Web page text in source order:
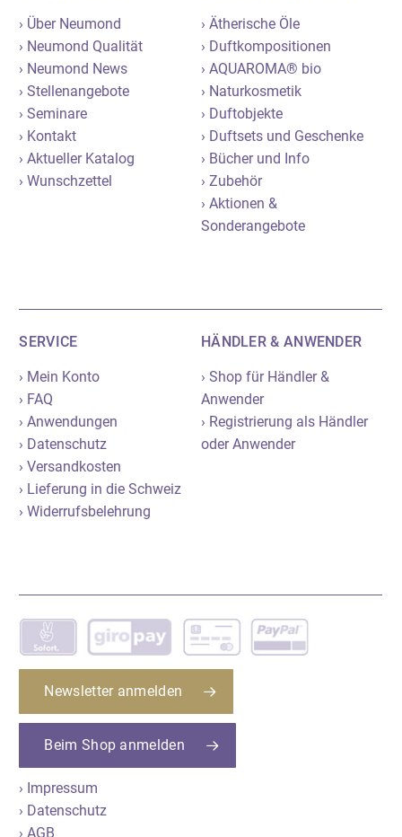
› Über Neumond
› Neumond Qualität
› Neumond News
› Stellenangebote
› Seminare
› Kontakt
› Aktueller Katalog
› Wunschzettel
› Ätherische Öle
› Duftkompositionen
› AQUAROMA® bio
› Naturkosmetik
› Duftobjekte
› Duftsets und Geschenke
› Bücher und Info
› Zubehör
› Aktionen &
Sonderangebote
SERVICE
› Mein Konto
› FAQ
› Anwendungen
› Datenschutz
› Versandkosten
› Lieferung in die Schweiz
› Widerrufsbelehrung
HÄNDLER & ANWENDER
› Shop für Händler &
Anwender
› Registrierung als Händler
oder Anwender
Newsletter anmelden
Beim Shop anmelden
› Impressum
› Datenschutz
› AGB